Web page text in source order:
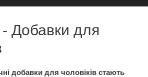
Добавки для
добавки для чоловіків стають